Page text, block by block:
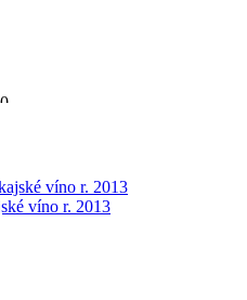
firmou na
vína. Ako prví sme
vína z tokajských odrôd
technológiou. Hrozno
vrátane riadenej
víno r. 2013